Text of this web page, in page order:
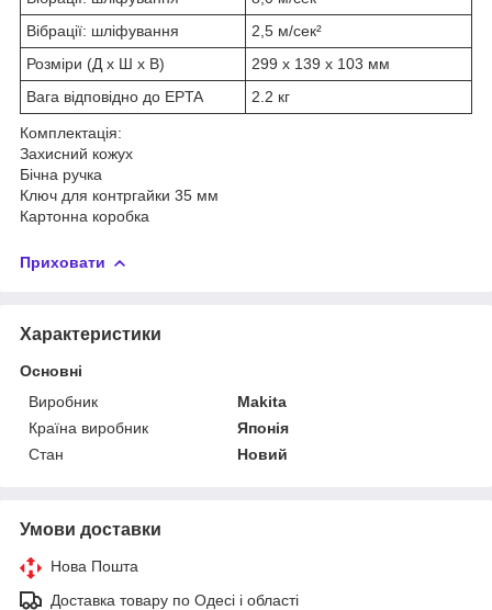
Вібрації: шліфування
2,5 м/сек²
Розміри (Д х Ш х В)
299 x 139 x 103 мм
Вага відповідно до EPTA
2.2 кг
Комплектація:
Захисний кожух
Бічна ручка
Ключ для контргайки 35 мм
Картонна коробка
Приховати
Характеристики
Основні
Виробник
Makita
Країна виробник
Японія
Стан
Новий
Умови доставки
Нова Пошта
Доставка товару по Одесі і області